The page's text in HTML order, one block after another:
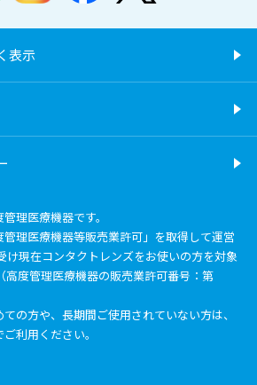
表示
理医療機器です。
理医療機器等販売業許可」を取得して運営
け現在コンタクトレンズをお使いの方を対象
高度管理医療機器の販売業許可番号：第
の方や、長期間ご使用されていない方は、
利用ください。